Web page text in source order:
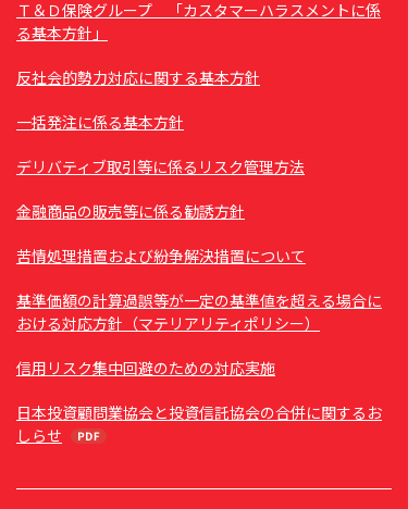
Ｔ＆Ｄ保険グループ 「カスタマーハラスメントに係
る基本方針」
反社会的勢力対応に関する基本方針
一括発注に係る基本方針
デリバティブ取引等に係るリスク管理方法
金融商品の販売等に係る勧誘方針
苦情処理措置および紛争解決措置について
基準価額の計算過誤等が一定の基準値を超える場合に
おける対応方針（マテリアリティポリシー）
信用リスク集中回避のための対応実施
日本投資顧問業協会と投資信託協会の合併に関するお
しらせ